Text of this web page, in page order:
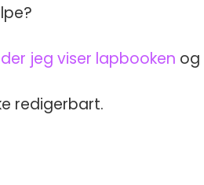
jeg viser lapbooken og
redigerbart.